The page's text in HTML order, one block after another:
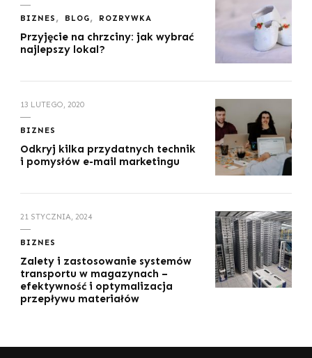
BIZNES BLOG ROZRYWKA
Przyjęcie na chrzciny: jak wybrać
najlepszy lokal?
13 LUTEGO, 2020
BIZNES
Odkryj kilka przydatnych technik
i pomysłów e-mail marketingu
21 STYCZNIA, 2024
BIZNES
Zalety i zastosowanie systemów
transportu w magazynach –
efektywność i optymalizacja
przepływu materiałów